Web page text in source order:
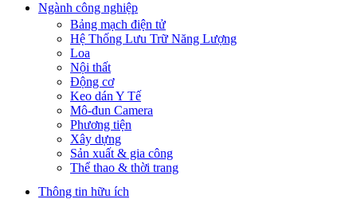
Ngành công nghiệp
Bảng mạch điện tử
Hệ Thống Lưu Trữ Năng Lượng
Loa
Nội thất
Động cơ
Keo dán Y Tế
Mô-đun Camera
Phương tiện
Xây dựng
Sản xuất & gia công
Thể thao & thời trang
Thông tin hữu ích